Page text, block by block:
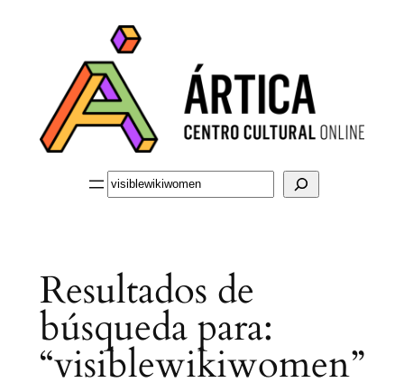
Buscar
Resultados de
búsqueda para:
“visiblewikiwomen”